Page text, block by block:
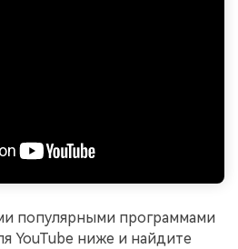
популярными программами
YouTube ниже и найдите